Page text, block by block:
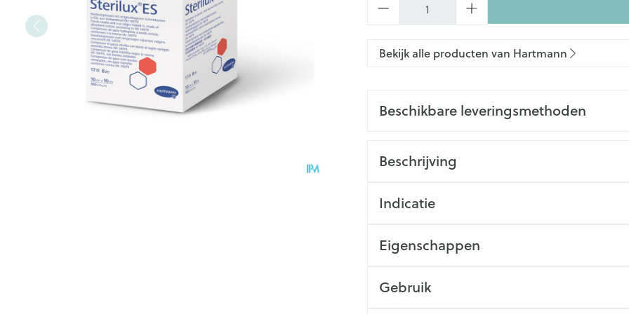
Bekijk alle producten van Hartmann
Beschikbare leveringsmethoden
Beschrijving
Indicatie
Eigenschappen
Gebruik